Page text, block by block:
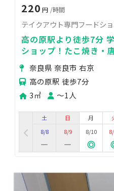
220 円 /時間
テイクアウト専門フードシ
高の原駅より徒歩7分
ショップ！たこ焼き・
トドッグ・ドリンクや
奈良県 奈良市 右京
高の原駅 徒歩7分
3㎡
〜1人
土
8/8
日
8/9
月
8/10